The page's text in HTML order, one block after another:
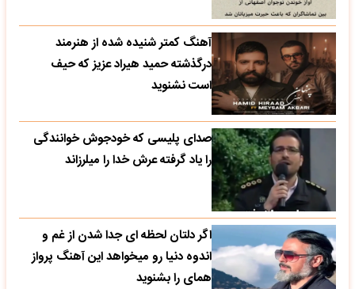
آهنگ کمتر شنیده شده از هنرمند
درگذشته حمید هیراد عزیز که حیف
است نشنوید
صدای پلیسی که خودجوش خوانندگی
را یاد گرفته عرش خدا را میلرزاند
اگر دلتان لحظه ای جدا شدن از غم و
اندوه دنیا رو میخواهد این آهنگ پرواز
همای را بشنوید